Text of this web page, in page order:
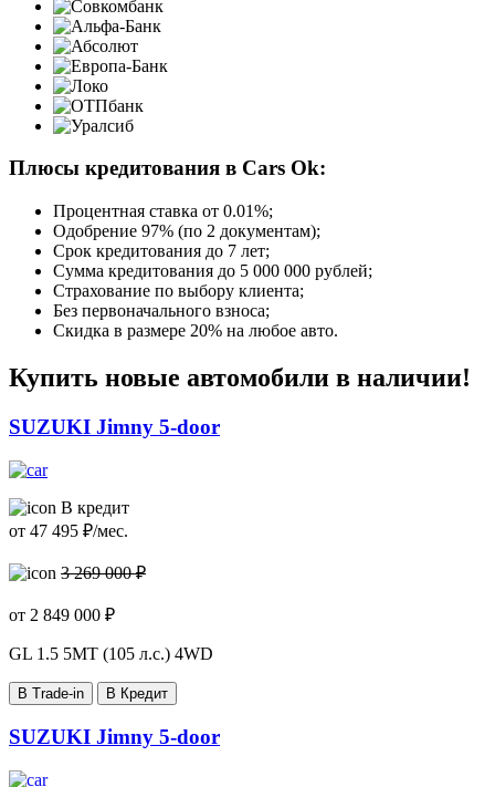
Плюсы кредитования в Cars Ok:
Процентная ставка от 0.01%;
Одобрение 97% (по 2 документам);
Срок кредитования до 7 лет;
Сумма кредитования до 5 000 000 рублей;
Страхование по выбору клиента;
Без первоначального взноса;
Скидка в размере 20% на любое авто.
Купить новые автомобили в наличии!
SUZUKI Jimny 5-door
В кредит
от 47 495 ₽/мес.
3 269 000 ₽
от 2 849 000 ₽
GL 1.5 5MT (105 л.с.) 4WD
В Trade-in В Кредит
SUZUKI Jimny 5-door